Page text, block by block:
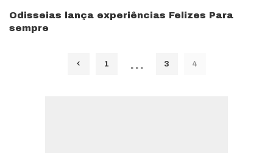
Odisseias lança experiências Felizes Para
sempre
1 … 3 4